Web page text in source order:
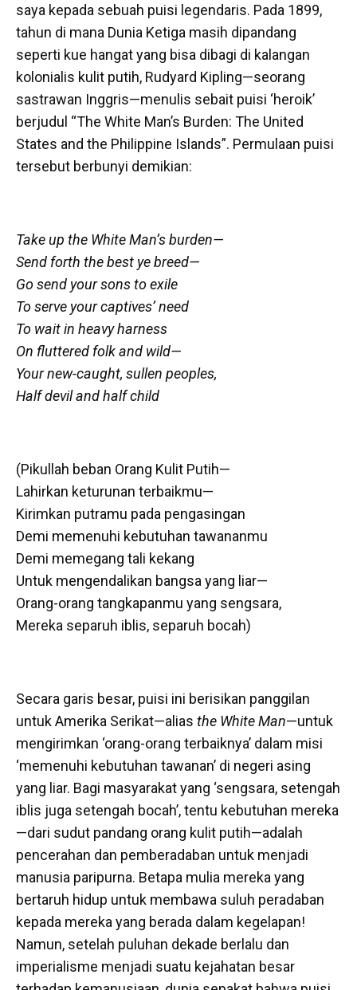
saya kepada sebuah puisi legendaris. Pada 1899,
tahun di mana Dunia Ketiga masih dipandang
seperti kue hangat yang bisa dibagi di kalangan
kolonialis kulit putih, Rudyard Kipling—seorang
sastrawan Inggris—menulis sebait puisi ‘heroik’
berjudul “The White Man’s Burden: The United
States and the Philippine Islands”. Permulaan puisi
tersebut berbunyi demikian:
Take up the White Man’s burden—
Send forth the best ye breed—
Go send your sons to exile
To serve your captives’ need
To wait in heavy harness
On fluttered folk and wild—
Your new-caught, sullen peoples,
Half devil and half child
(Pikullah beban Orang Kulit Putih—
Lahirkan keturunan terbaikmu—
Kirimkan putramu pada pengasingan
Demi memenuhi kebutuhan tawananmu
Demi memegang tali kekang
Untuk mengendalikan bangsa yang liar—
Orang-orang tangkapanmu yang sengsara,
Mereka separuh iblis, separuh bocah)
Secara garis besar, puisi ini berisikan panggilan
untuk Amerika Serikat—alias the White Man—untuk
mengirimkan ‘orang-orang terbaiknya’ dalam misi
‘memenuhi kebutuhan tawanan’ di negeri asing
yang liar. Bagi masyarakat yang ‘sengsara, setengah
iblis juga setengah bocah’, tentu kebutuhan mereka
—dari sudut pandang orang kulit putih—adalah
pencerahan dan pemberadaban untuk menjadi
manusia paripurna. Betapa mulia mereka yang
bertaruh hidup untuk membawa suluh peradaban
kepada mereka yang berada dalam kegelapan!
Namun, setelah puluhan dekade berlalu dan
imperialisme menjadi suatu kejahatan besar